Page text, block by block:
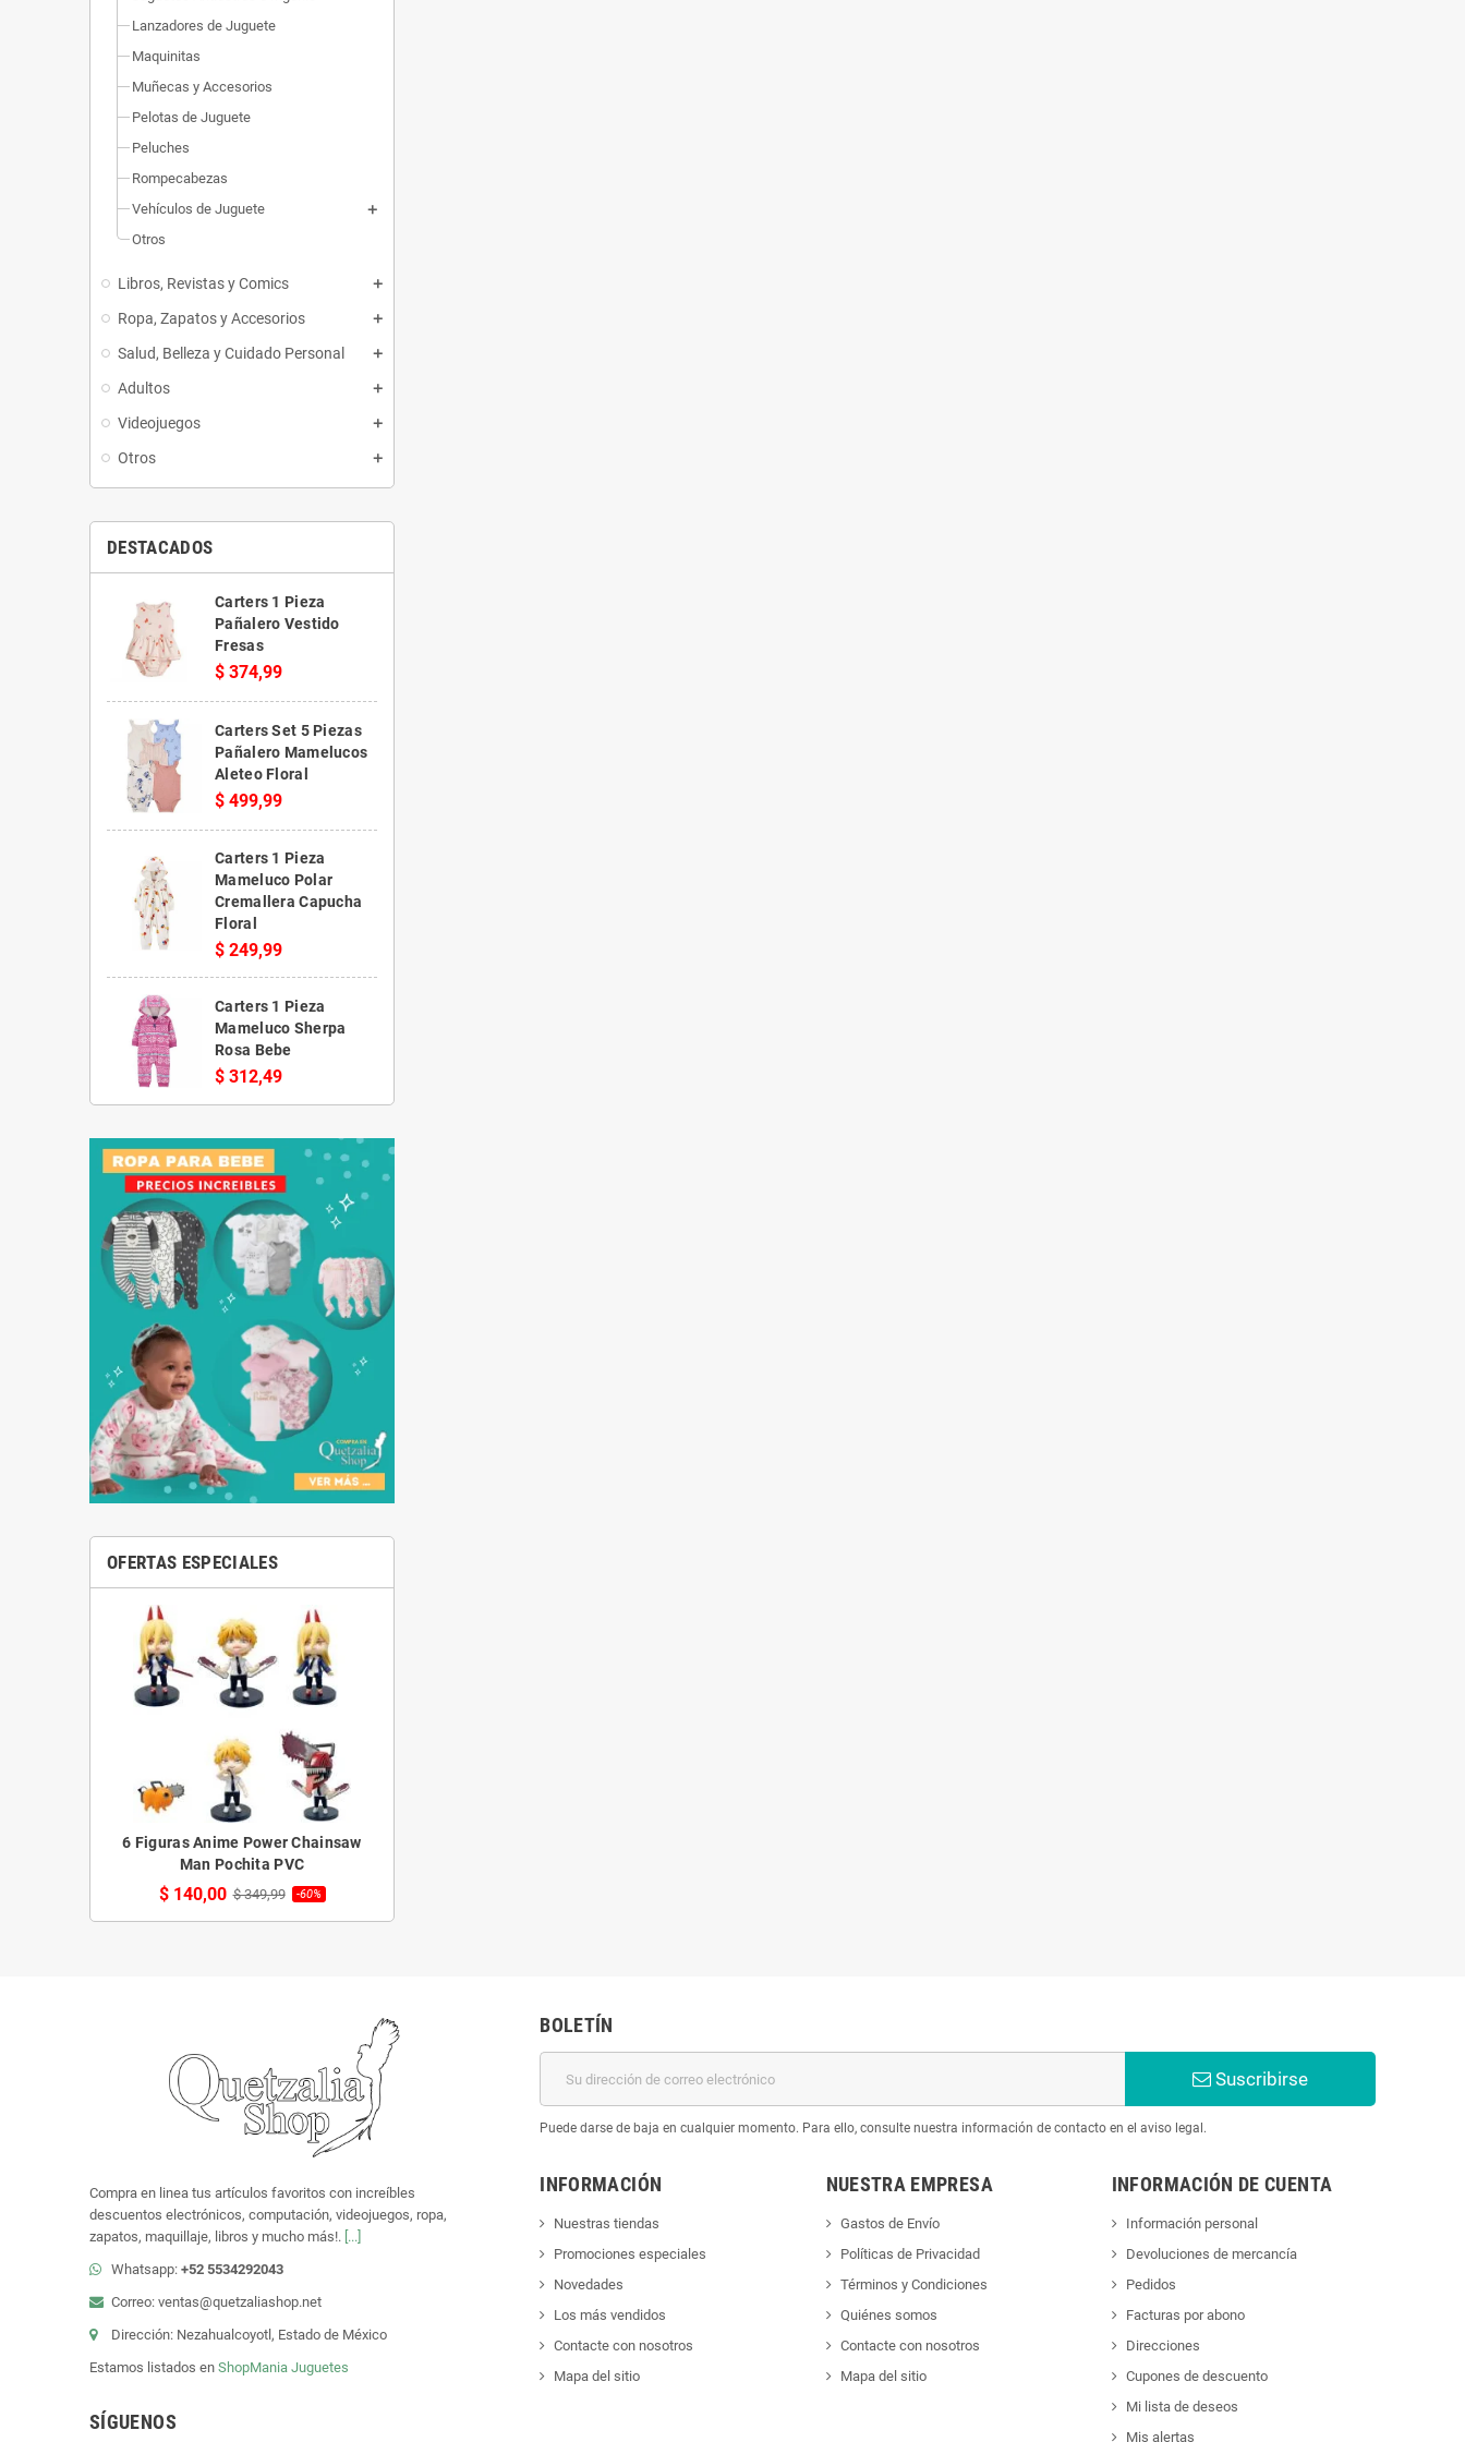
Lanzadores de Juguete
Maquinitas
Muñecas y Accesorios
Pelotas de Juguete
Peluches
Rompecabezas
Vehículos de Juguete
Otros
Libros, Revistas y Comics
Ropa, Zapatos y Accesorios
Salud, Belleza y Cuidado Personal
Adultos
Videojuegos
Otros
DESTACADOS
Carters 1 Pieza
Pañalero Vestido
Fresas
$ 374,99
Carters Set 5 Piezas
Pañalero Mamelucos
Aleteo Floral
$ 499,99
Carters 1 Pieza
Mameluco Polar
Cremallera Capucha
Floral
$ 249,99
Carters 1 Pieza
Mameluco Sherpa
Rosa Bebe
$ 312,49
OFERTAS ESPECIALES
6 Figuras Anime Power Chainsaw
Man Pochita PVC
$ 140,00 $ 349,99 -60%
Compra en linea tus artículos favoritos con increíbles
descuentos electrónicos, computación, videojuegos, ropa,
zapatos, maquillaje, libros y mucho más!. [...]
Whatsapp: +52 5534292043
Correo: ventas@quetzaliashop.net
Dirección: Nezahualcoyotl, Estado de México
Estamos listados en ShopMania Juguetes
SÍGUENOS
BOLETÍN
Suscribirse
Puede darse de baja en cualquier momento. Para ello, consulte nuestra información de contacto en el aviso legal.
INFORMACIÓN
Nuestras tiendas
Promociones especiales
Novedades
Los más vendidos
Contacte con nosotros
Mapa del sitio
NUESTRA EMPRESA
Gastos de Envío
Políticas de Privacidad
Términos y Condiciones
Quiénes somos
Contacte con nosotros
Mapa del sitio
INFORMACIÓN DE CUENTA
Información personal
Devoluciones de mercancía
Pedidos
Facturas por abono
Direcciones
Cupones de descuento
Mi lista de deseos
Mis alertas